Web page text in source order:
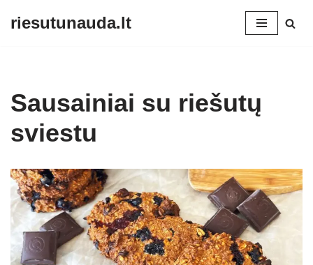
riesutunauda.lt
Sausainiai su riešutų
sviestu